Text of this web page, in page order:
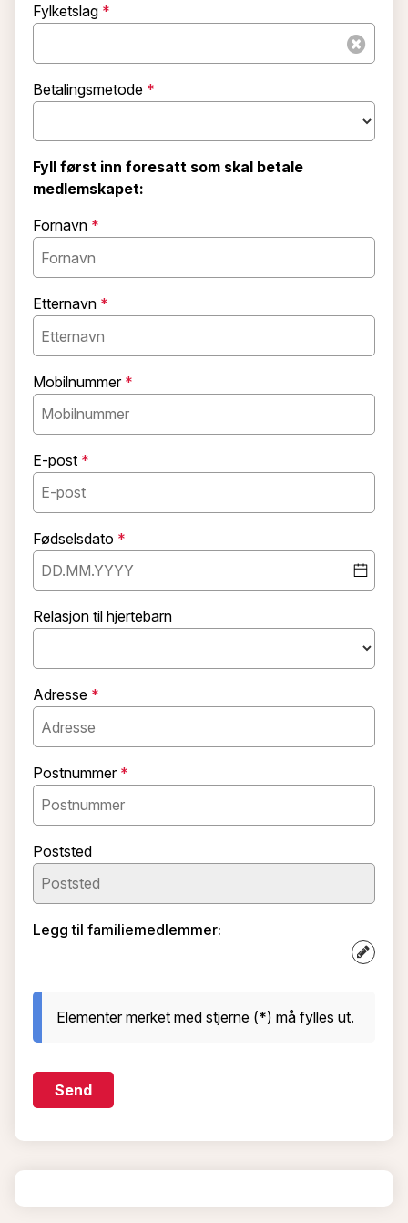
Fylketslag
Betalingsmetode
Fyll først inn foresatt som skal betale
medlemskapet:
Fornavn
Etternavn
Mobilnummer
E-post
Fødselsdato
Relasjon til hjertebarn
Adresse
Postnummer
Poststed
Legg til familiemedlemmer:
Elementer merket med stjerne (*) må fylles ut.
Send